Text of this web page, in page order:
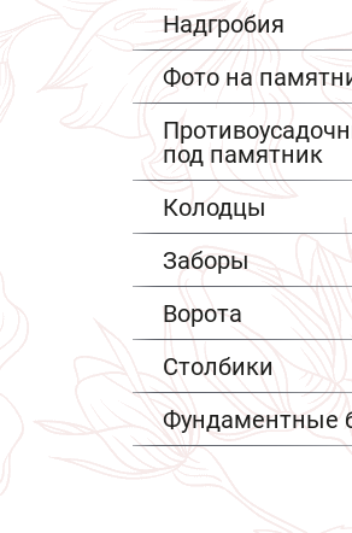
Надгробия
Фото на
под памятник
Колодцы
Заборы
Ворота
Столбики
Фундаментные